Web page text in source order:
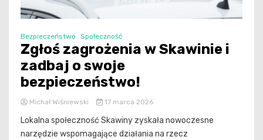
Bezpieczeństwo Społeczność
Zgłoś zagrożenia w Skawinie i
zadbaj o swoje
bezpieczeństwo!
Michał Wiśniewski 17 marca 2026
Lokalna społeczność Skawiny zyskała nowoczesne
narzędzie wspomagające działania na rzecz